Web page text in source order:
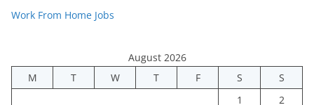
Work From Home Jobs
August 2026
M
T W T F S
S
1
2